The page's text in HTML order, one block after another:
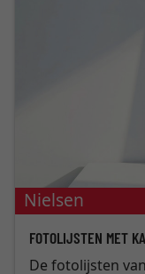
Nielsen
FOTOLIJSTEN MET
De fotolijsten